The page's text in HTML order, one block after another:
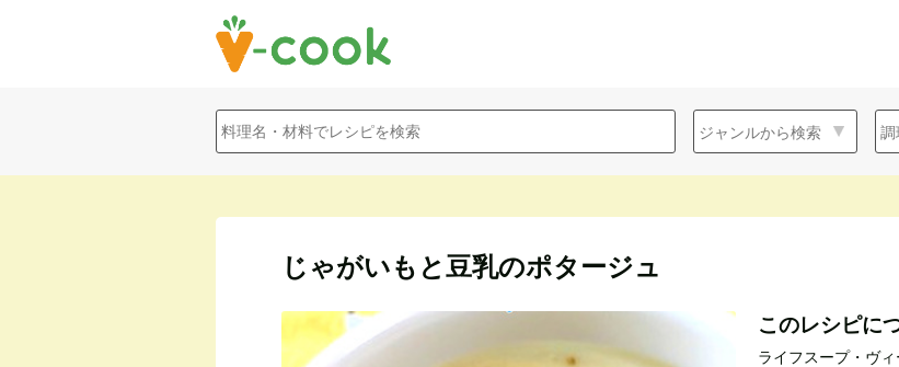
じゃがいもと豆乳のポタージュ
このレシピに
ライフスープ・ヴ